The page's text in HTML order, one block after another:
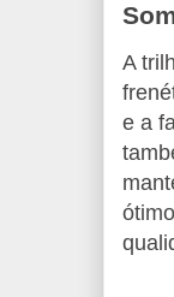
A
e a